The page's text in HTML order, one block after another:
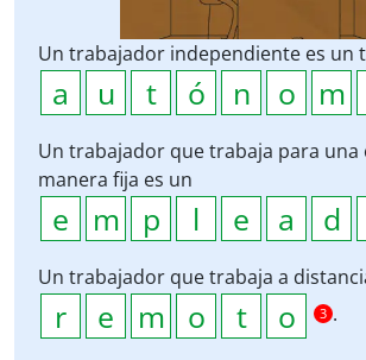
Un trabajador independiente es un
Un trabajador que trabaja para una
manera fija es un
Un trabajador que trabaja a
3 .